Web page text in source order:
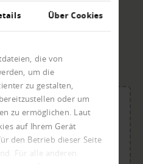
Über Cookies
die von
um die
zu gestalten,
oder um
zu ermöglichen. Laut
auf Ihrem Gerät
den Betrieb dieser Seite
Für alle anderen
uns die
Upload.
ablegen oder klicken.
20 MB.